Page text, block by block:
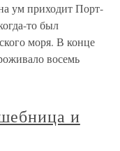
ум приходит Порт-
то был
моря. В конце
восемь
и